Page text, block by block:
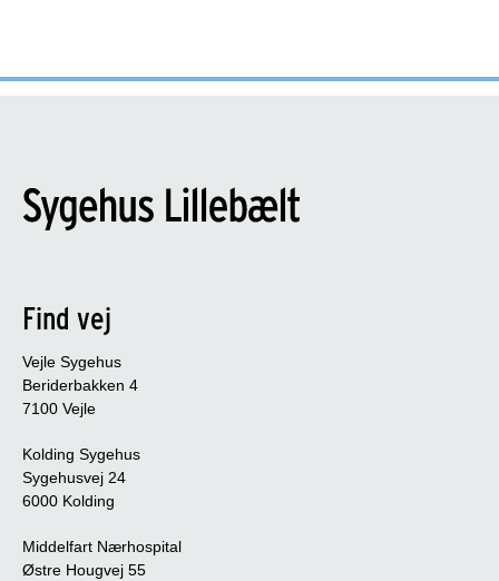
Find vej
Vejle Sygehus
Beriderbakken 4
7100 Vejle
Kolding Sygehus
Sygehusvej 24
6000 Kolding
Middelfart Nærhospital
Østre Hougvej 55